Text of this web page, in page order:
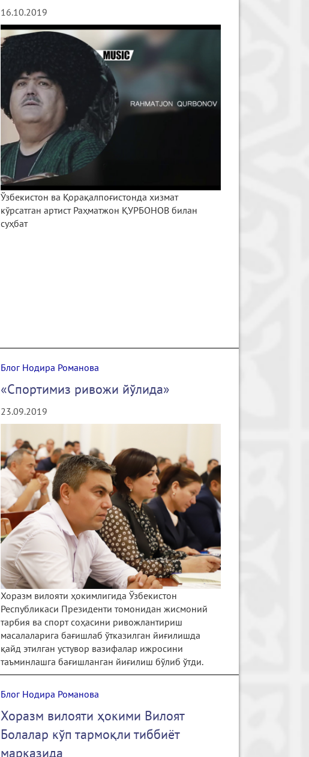
16.10.2019
Ўзбекистон ва Қорақалпоғистонда хизмат
кўрсатган артист Раҳматжон ҚУРБОНОВ билан
суҳбат
Блог Нодира Романова
«Спортимиз ривожи йўлида»
23.09.2019
Хоразм вилояти ҳокимлигида Ўзбекистон
Республикаси Президенти томонидан жисмоний
тарбия ва спорт соҳасини ривожлантириш
масалаларига бағишлаб ўтказилган йиғилишда
қайд этилган устувор вазифалар ижросини
таъминлашга бағишланган йиғилиш бўлиб ўтди.
Блог Нодира Романова
Хоразм вилояти ҳокими Вилоят
Болалар кўп тармоқли тиббиёт
марказида